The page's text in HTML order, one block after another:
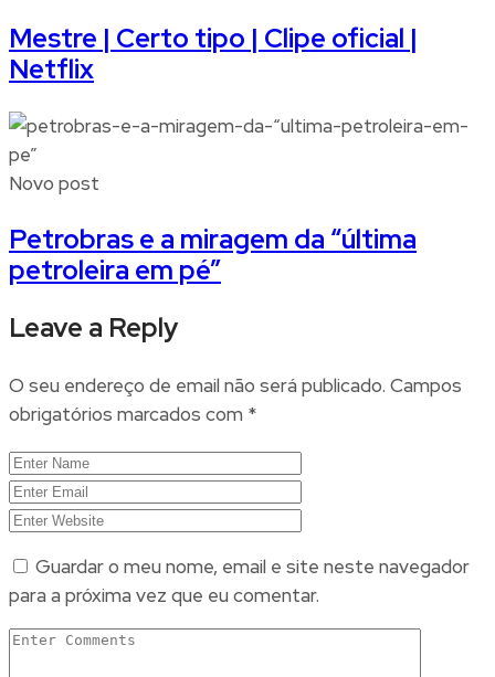
Mestre | Certo tipo | Clipe oficial |
Netflix
Novo post
Petrobras e a miragem da “última
petroleira em pé”
Leave a Reply
O seu endereço de email não será publicado. Campos
obrigatórios marcados com *
Guardar o meu nome, email e site neste navegador
para a próxima vez que eu comentar.